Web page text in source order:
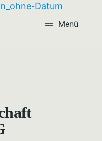
Menü